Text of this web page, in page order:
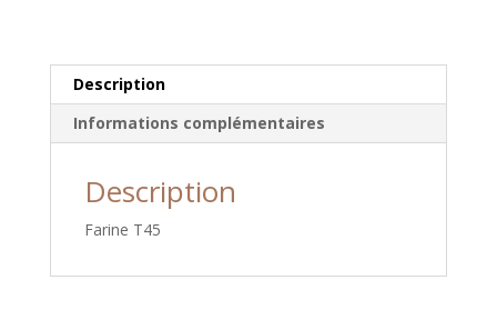
Description
Informations complémentaires
Description
Farine T45